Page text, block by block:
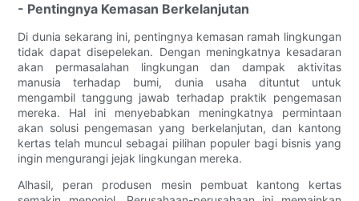
- Pentingnya Kemasan Berkelanjutan
Di dunia sekarang ini, pentingnya kemasan ramah lingkungan
tidak dapat disepelekan. Dengan meningkatnya kesadaran
akan permasalahan lingkungan dan dampak aktivitas
manusia terhadap bumi, dunia usaha dituntut untuk
mengambil tanggung jawab terhadap praktik pengemasan
mereka. Hal ini menyebabkan meningkatnya permintaan
akan solusi pengemasan yang berkelanjutan, dan kantong
kertas telah muncul sebagai pilihan populer bagi bisnis yang
ingin mengurangi jejak lingkungan mereka.
Alhasil, peran produsen mesin pembuat kantong kertas